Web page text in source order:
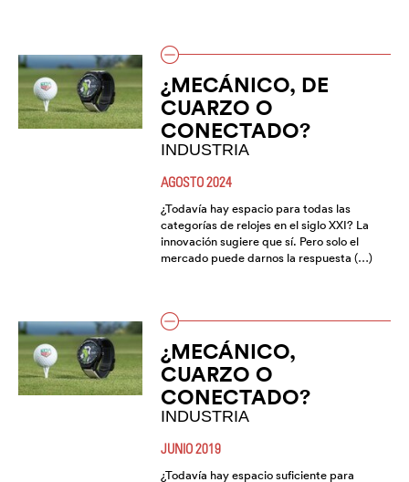
¿MECÁNICO, DE
CUARZO O
CONECTADO?
INDUSTRIA
AGOSTO 2024
¿Todavía hay espacio para todas las
categorías de relojes en el siglo XXI? La
innovación sugiere que sí. Pero solo el
mercado puede darnos la respuesta (…)
¿MECÁNICO,
CUARZO O
CONECTADO?
INDUSTRIA
JUNIO 2019
¿Todavía hay espacio suficiente para